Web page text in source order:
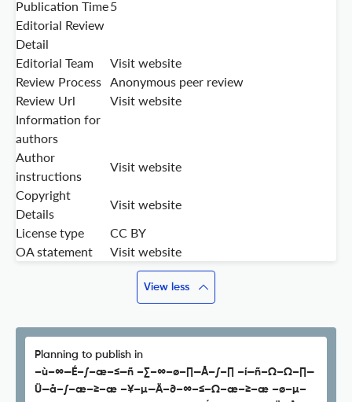
Publication Time5
Editorial Review
Detail
Editorial Team
Visit website
Review Process Anonymous peer review
Review Url
Visit website
Information for
authors
Author
instructions
Visit website
Copyright
Details
Visit website
License type
CC BY
OA statement
Visit website
View less
Planning to publish in
–ù–∞—É–∫–æ–≤—ñ –∑–∞–ø–∏—Å–∫–∏ –í—ñ–Ω–Ω–∏—
Ü—å–∫–æ–≥–æ –¥–µ—Ä–∂–∞–≤–Ω–æ–≥–æ –ø–µ–